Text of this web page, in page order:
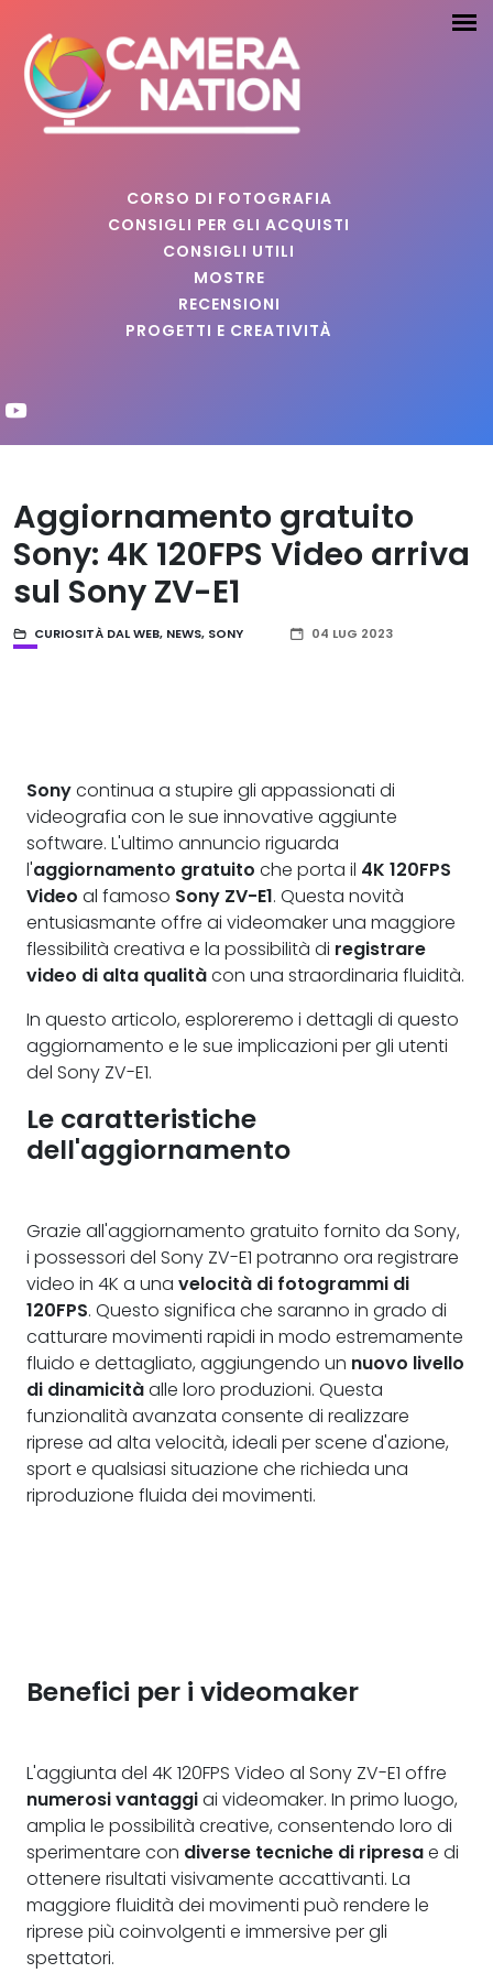
CORSO DI FOTOGRAFIA
CONSIGLI PER GLI ACQUISTI
CONSIGLI UTILI
MOSTRE
RECENSIONI
PROGETTI E CREATIVITÀ
Aggiornamento gratuito
Sony: 4K 120FPS Video arriva
sul Sony ZV-E1
CURIOSITÀ DAL WEB, NEWS, SONY 04 LUG 2023
Sonycontinua a stupire gli appassionati di
videografia con le sue innovative aggiunte
software. L'ultimo annuncio riguarda
l'aggiornamento gratuito che porta il 4K 120FPS
Video al famoso Sony ZV-E1. Questa novità
entusiasmante offre ai videomaker una maggiore
flessibilità creativa e la possibilità di registrare
video di alta qualitàcon una straordinaria fluidità.
In questo articolo, esploreremo i dettagli di questo
aggiornamento e le sue implicazioni per gli utenti
del Sony ZV-E1.
Le caratteristiche
dell'aggiornamento
Grazie all'aggiornamento gratuito fornito da Sony,
i possessori del Sony ZV-E1 potranno ora registrare
video in 4K a una velocità di fotogrammi di
120FPS. Questo significa che saranno in grado di
catturare movimenti rapidi in modo estremamente
fluido e dettagliato, aggiungendo un nuovo livello
di dinamicitàalle loro produzioni. Questa
funzionalità avanzata consente di realizzare
riprese ad alta velocità, ideali per scene d'azione,
sport e qualsiasi situazione che richieda una
riproduzione fluida dei movimenti.
Benefici per i videomaker
L'aggiunta del 4K 120FPS Video al Sony ZV-E1 offre
numerosi vantaggiai videomaker. In primo luogo,
amplia le possibilità creative, consentendo loro di
sperimentare con diverse tecniche di ripresae di
ottenere risultati visivamente accattivanti. La
maggiore fluidità dei movimenti può rendere le
riprese più coinvolgenti e immersive per gli
spettatori.